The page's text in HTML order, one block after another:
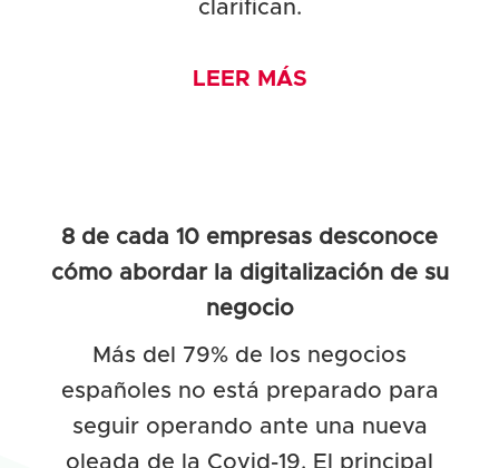
clarifican.
LEER MÁS
8 de cada 10 empresas desconoce
cómo abordar la digitalización de su
negocio
Más del 79% de los negocios
españoles no está preparado para
seguir operando ante una nueva
oleada de la Covid-19. El principal